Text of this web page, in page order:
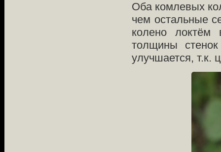
Оба комлевых
чем остальные
колено локтём
толщины
улучшается, т.к.